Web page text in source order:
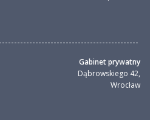
Gabinet prywatny
Dąbrowskiego 42,
Wrocław